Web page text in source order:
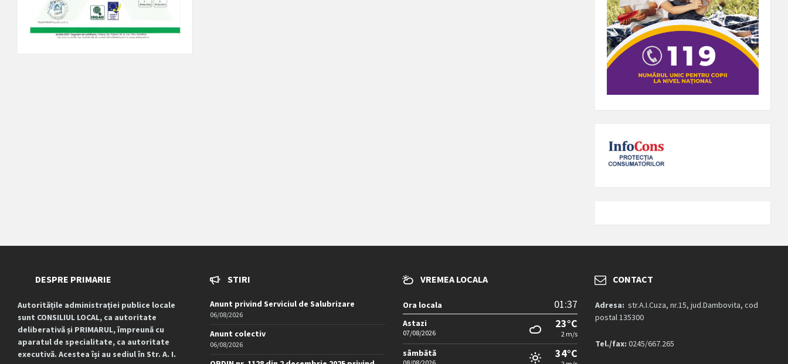
DESPRE PRIMARIE
Autoritățile administrației publice locale
sunt CONSILIUL LOCAL, ca autoritate
deliberativă și PRIMARUL, împreună cu
aparatul de specialitate, ca autoritate
executivă. Acestea își au sediul în Str. A. I.
STIRI
Anunt privind Serviciul de Salubrizare
06/08/2026
Anunt colectiv
06/08/2026
VREMEA LOCALA
Ora locala 01:37
Astazi
07/08/2026
23°C
2 m/s
sâmbătă 34°C
CONTACT
Adresa: str.A.I.Cuza, nr.15, jud.Dambovita, cod
postal 135300
Tel./fax: 0245/667.265